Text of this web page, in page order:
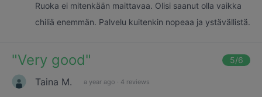
Ruoka ei mitenkään maittavaa. Olisi saanut olla vaikka
chiliä enemmän. Palvelu kuitenkin nopeaa ja ystävällistä.
"Very good" 5/6
Taina M. a year ago · 4 reviews